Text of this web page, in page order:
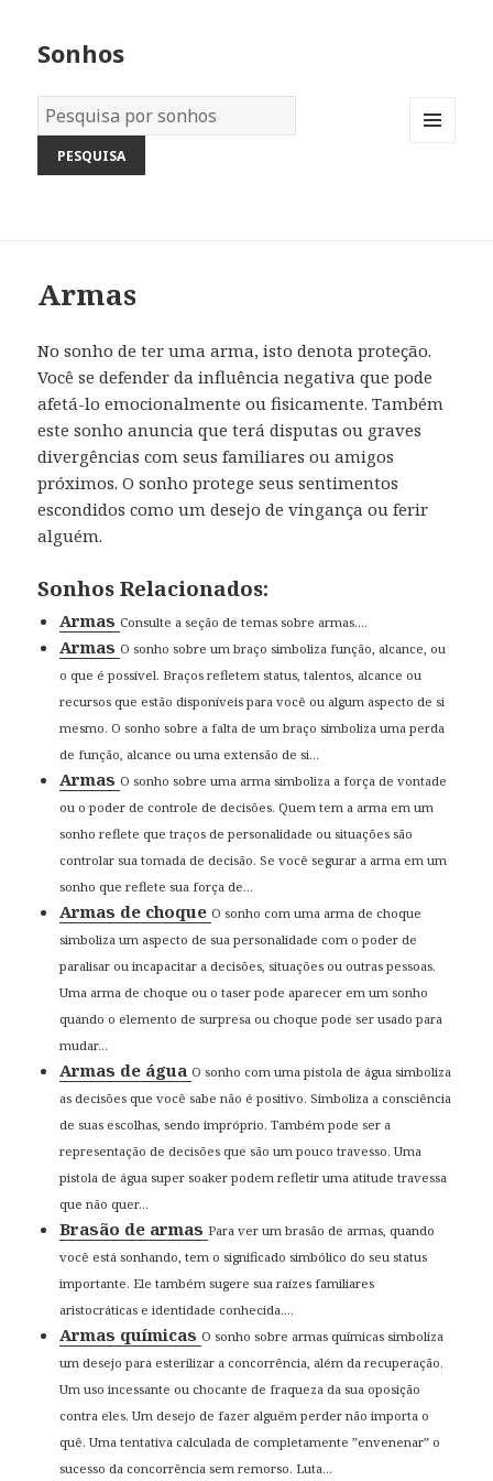
Sonhos
Dicionário
dos
Sonhos:
Armas
No sonho de ter uma arma, isto denota proteção.
Você se defender da influência negativa que pode
afetá-lo emocionalmente ou fisicamente. Também
este sonho anuncia que terá disputas ou graves
divergências com seus familiares ou amigos
próximos. O sonho protege seus sentimentos
escondidos como um desejo de vingança ou ferir
alguém.
Sonhos Relacionados:
Armas Consulte a seção de temas sobre armas....
Armas O sonho sobre um braço simboliza função, alcance, ou
o que é possível. Braços refletem status, talentos, alcance ou
recursos que estão disponíveis para você ou algum aspecto de si
mesmo. O sonho sobre a falta de um braço simboliza uma perda
de função, alcance ou uma extensão de si...
Armas O sonho sobre uma arma simboliza a força de vontade
ou o poder de controle de decisões. Quem tem a arma em um
sonho reflete que traços de personalidade ou situações são
controlar sua tomada de decisão. Se você segurar a arma em um
sonho que reflete sua força de...
Armas de choque O sonho com uma arma de choque
simboliza um aspecto de sua personalidade com o poder de
paralisar ou incapacitar a decisões, situações ou outras pessoas.
Uma arma de choque ou o taser pode aparecer em um sonho
quando o elemento de surpresa ou choque pode ser usado para
mudar...
Armas de água O sonho com uma pistola de água simboliza
as decisões que você sabe não é positivo. Simboliza a consciência
de suas escolhas, sendo impróprio. Também pode ser a
representação de decisões que são um pouco travesso. Uma
pistola de água super soaker podem refletir uma atitude travessa
que não quer...
Brasão de armas Para ver um brasão de armas, quando
você está sonhando, tem o significado simbólico do seu status
importante. Ele também sugere sua raízes familiares
aristocráticas e identidade conhecida....
Armas químicas O sonho sobre armas químicas simboliza
um desejo para esterilizar a concorrência, além da recuperação.
Um uso incessante ou chocante de fraqueza da sua oposição
contra eles. Um desejo de fazer alguém perder não importa o
quê. Uma tentativa calculada de completamente ”envenenar” o
sucesso da concorrência sem remorso. Luta...